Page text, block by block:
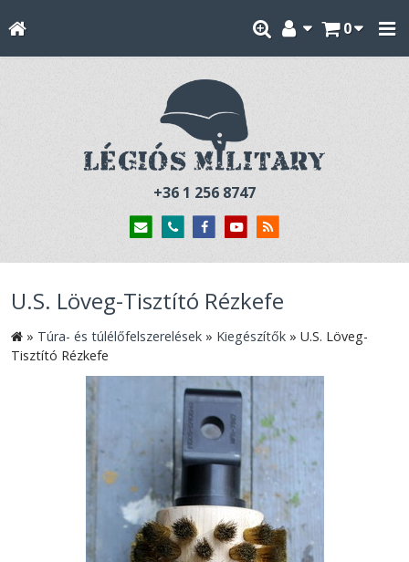
0
+36 1 256 8747
U.S. Löveg-Tisztító Rézkefe
» Túra- és túlélőfelszerelések » Kiegészítők » U.S. Löveg-
Tisztító Rézkefe